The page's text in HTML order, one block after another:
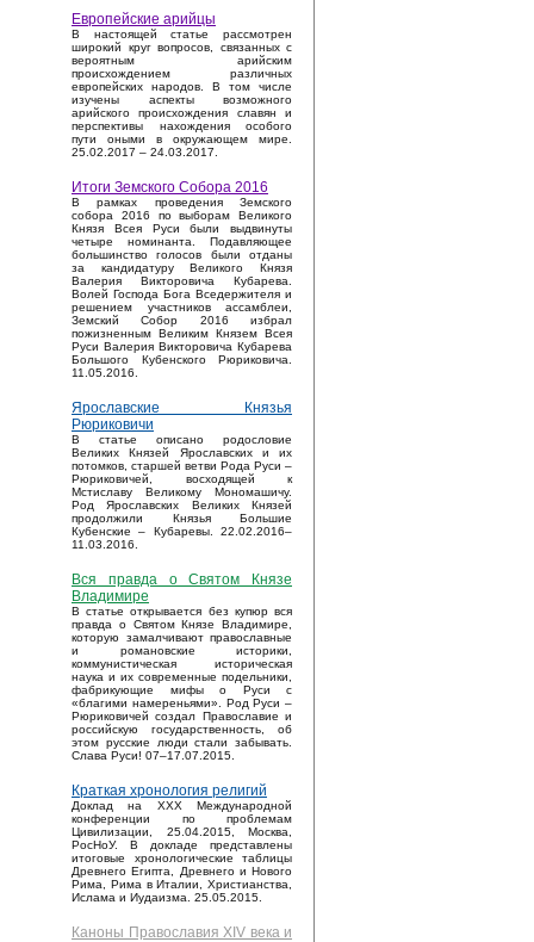
Европейские арийцы
В настоящей статье рассмотрен
широкий круг вопросов, связанных с
вероятным арийским
происхождением различных
европейских народов. В том числе
изучены аспекты возможного
арийского происхождения славян и
перспективы нахождения особого
пути оными в окружающем мире.
25.02.2017 – 24.03.2017.
Итоги Земского Собора 2016
В рамках проведения Земского
собора 2016 по выборам Великого
Князя Всея Руси были выдвинуты
четыре номинанта. Подавляющее
большинство голосов были отданы
за кандидатуру Великого Князя
Валерия Викторовича Кубарева.
Волей Господа Бога Вседержителя и
решением участников ассамблеи,
Земский Собор 2016 избрал
пожизненным Великим Князем Всея
Руси Валерия Викторовича Кубарева
Большого Кубенского Рюриковича.
11.05.2016.
Ярославские Князья
Рюриковичи
В статье описано родословие
Великих Князей Ярославских и их
потомков, старшей ветви Рода Руси –
Рюриковичей, восходящей к
Мстиславу Великому Мономашичу.
Род Ярославских Великих Князей
продолжили Князья Большие
Кубенские – Кубаревы. 22.02.2016–
11.03.2016.
Вся правда о Святом Князе
Владимире
В статье открывается без купюр вся
правда о Святом Князе Владимире,
которую замалчивают православные
и романовские историки,
коммунистическая историческая
наука и их современные подельники,
фабрикующие мифы о Руси с
«благими намереньями». Род Руси –
Рюриковичей создал Православие и
российскую государственность, об
этом русские люди стали забывать.
Слава Руси! 07–17.07.2015.
Краткая хронология религий
Доклад на XXX Международной
конференции по проблемам
Цивилизации, 25.04.2015, Москва,
РосНоУ. В докладе представлены
итоговые хронологические таблицы
Древнего Египта, Древнего и Нового
Рима, Рима в Италии, Христианства,
Ислама и Иудаизма. 25.05.2015.
Каноны Православия XIV века и